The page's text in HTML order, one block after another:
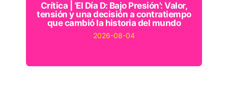
Crítica | ‘El Día D: Bajo Presión’: Valor,
tensión y una decisión a contratiempo
que cambió la historia del mundo
2026-08-04